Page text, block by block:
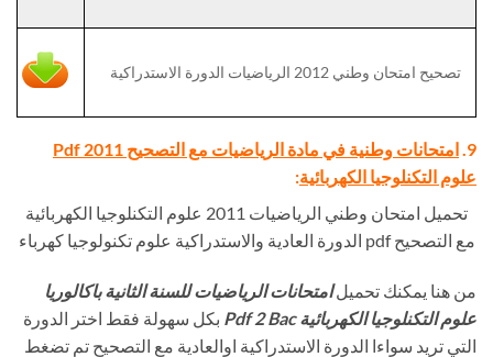
تصحيح امتحان وطني 2012 الرياضيات الدورة الاستدراكية
9.
امتحانات وطنية في مادة الرياضيات مع التصحيح Pdf 2011
علوم التكنلوجيا الكهربائية:
تحميل امتحان وطني الرياضيات 2011 علوم التكنلوجيا الكهربائية
مع التصحيح pdf الدورة العادية والاستدراكية علوم تكنولوجيا كهرباء
من هنا يمكنك تحميلامتحانات الرياضيات للسنة الثانية باكالوريا
علوم التكنلوجيا الكهربائية Pdf 2 Bac
بكل سهولة فقط اختر الدورة
التي تريد سواءا الدورة الاستدراكية اوالعادية مع التصحيح تم تضغط